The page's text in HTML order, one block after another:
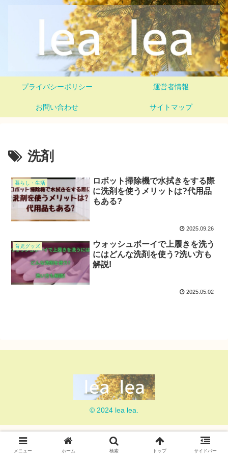
プライバシーポリシー 運営者情報
お問い合わせ サイトマップ
洗剤
暮らし・生活
ロボット掃除機で水拭きをする際
に洗剤を使うメリットは?代用品
もある?
2025.09.26
育児グッズ
ウォッシュボーイで上履きを洗う
にはどんな洗剤を使う?洗い方も
解説!
2025.05.02
© 2024 lea lea.
メニュー ホーム 検索 トップ サイドバー